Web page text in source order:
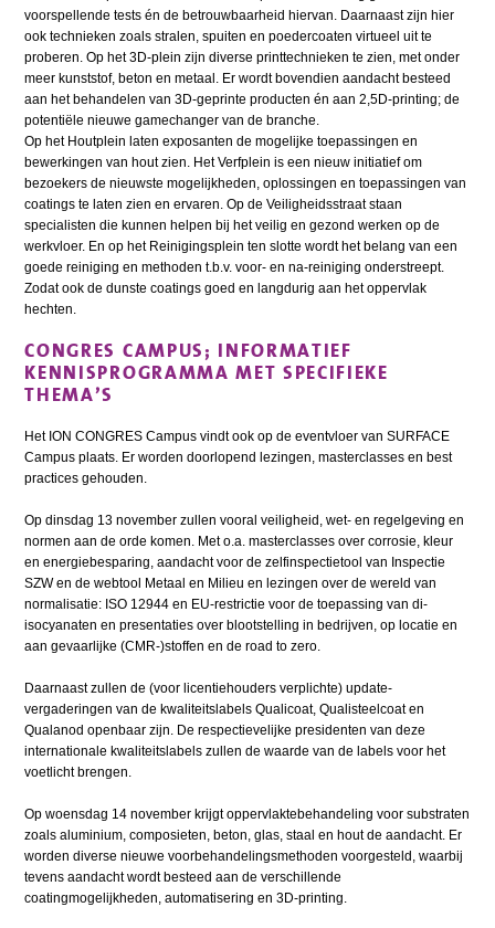
voorspellende tests én de betrouwbaarheid hiervan. Daarnaast zijn hier
ook technieken zoals stralen, spuiten en poedercoaten virtueel uit te
proberen. Op het 3D-plein zijn diverse printtechnieken te zien, met onder
meer kunststof, beton en metaal. Er wordt bovendien aandacht besteed
aan het behandelen van 3D-geprinte producten én aan 2,5D-printing; de
potentiële nieuwe gamechanger van de branche.
Op het Houtplein laten exposanten de mogelijke toepassingen en
bewerkingen van hout zien. Het Verfplein is een nieuw initiatief om
bezoekers de nieuwste mogelijkheden, oplossingen en toepassingen van
coatings te laten zien en ervaren. Op de Veiligheidsstraat staan
specialisten die kunnen helpen bij het veilig en gezond werken op de
werkvloer. En op het Reinigingsplein ten slotte wordt het belang van een
goede reiniging en methoden t.b.v. voor- en na-reiniging onderstreept.
Zodat ook de dunste coatings goed en langdurig aan het oppervlak
hechten.
CONGRES CAMPUS; INFORMATIEF
KENNISPROGRAMMA MET SPECIFIEKE
THEMA’S
Het ION CONGRES Campus vindt ook op de eventvloer van SURFACE
Campus plaats. Er worden doorlopend lezingen, masterclasses en best
practices gehouden.
Op dinsdag 13 november zullen vooral veiligheid, wet- en regelgeving en
normen aan de orde komen. Met o.a. masterclasses over corrosie, kleur
en energiebesparing, aandacht voor de zelfinspectietool van Inspectie
SZW en de webtool Metaal en Milieu en lezingen over de wereld van
normalisatie: ISO 12944 en EU-restrictie voor de toepassing van di-
isocyanaten en presentaties over blootstelling in bedrijven, op locatie en
aan gevaarlijke (CMR-)stoffen en de road to zero.
Daarnaast zullen de (voor licentiehouders verplichte) update-
vergaderingen van de kwaliteitslabels Qualicoat, Qualisteelcoat en
Qualanod openbaar zijn. De respectievelijke presidenten van deze
internationale kwaliteitslabels zullen de waarde van de labels voor het
voetlicht brengen.
Op woensdag 14 november krijgt oppervlaktebehandeling voor substraten
zoals aluminium, composieten, beton, glas, staal en hout de aandacht. Er
worden diverse nieuwe voorbehandelingsmethoden voorgesteld, waarbij
tevens aandacht wordt besteed aan de verschillende
coatingmogelijkheden, automatisering en 3D-printing.